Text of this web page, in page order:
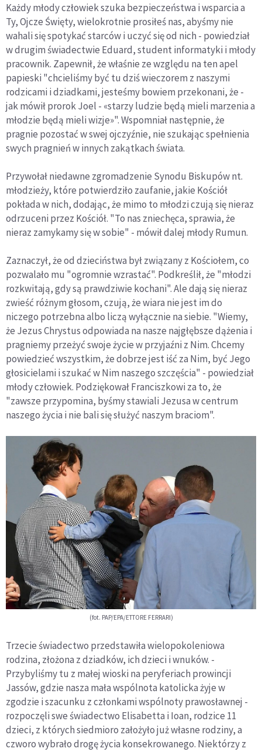
Każdy młody człowiek szuka bezpieczeństwa i wsparcia a
Ty, Ojcze Święty, wielokrotnie prosiłeś nas, abyśmy nie
wahali się spotykać starców i uczyć się od nich - powiedział
w drugim świadectwie Eduard, student informatyki i młody
pracownik. Zapewnił, że właśnie ze względu na ten apel
papieski "chcieliśmy być tu dziś wieczorem z naszymi
rodzicami i dziadkami, jesteśmy bowiem przekonani, że -
jak mówił prorok Joel - «starzy ludzie będą mieli marzenia a
młodzie będą mieli wizje»". Wspomniał następnie, że
pragnie pozostać w swej ojczyźnie, nie szukając spełnienia
swych pragnień w innych zakątkach świata.
Przywołał niedawne zgromadzenie Synodu Biskupów nt.
młodzieży, które potwierdziło zaufanie, jakie Kościół
pokłada w nich, dodając, że mimo to młodzi czują się nieraz
odrzuceni przez Kościół. "To nas zniechęca, sprawia, że
nieraz zamykamy się w sobie" - mówił dalej młody Rumun.
Zaznaczył, że od dzieciństwa był związany z Kościołem, co
pozwalało mu "ogromnie wzrastać". Podkreślił, że "młodzi
rozkwitają, gdy są prawdziwie kochani". Ale dają się nieraz
zwieść różnym głosom, czują, że wiara nie jest im do
niczego potrzebna albo liczą wyłącznie na siebie. "Wiemy,
że Jezus Chrystus odpowiada na nasze najgłębsze dążenia i
pragniemy przeżyć swoje życie w przyjaźni z Nim. Chcemy
powiedzieć wszystkim, że dobrze jest iść za Nim, być Jego
głosicielami i szukać w Nim naszego szczęścia" - powiedział
młody człowiek. Podziękował Franciszkowi za to, że
"zawsze przypomina, byśmy stawiali Jezusa w centrum
naszego życia i nie bali się służyć naszym braciom".
(fot. PAP/EPA/ETTORE FERRARI)
Trzecie świadectwo przedstawiła wielopokoleniowa
rodzina, złożona z dziadków, ich dzieci i wnuków. -
Przybyliśmy tu z małej wioski na peryferiach prowincji
Jassów, gdzie nasza mała wspólnota katolicka żyje w
zgodzie i szacunku z członkami wspólnoty prawosławnej -
rozpoczęli swe świadectwo Elisabetta i Ioan, rodzice 11
dzieci, z których siedmioro założyło już własne rodziny, a
czworo wybrało drogę życia konsekrowanego. Niektórzy z